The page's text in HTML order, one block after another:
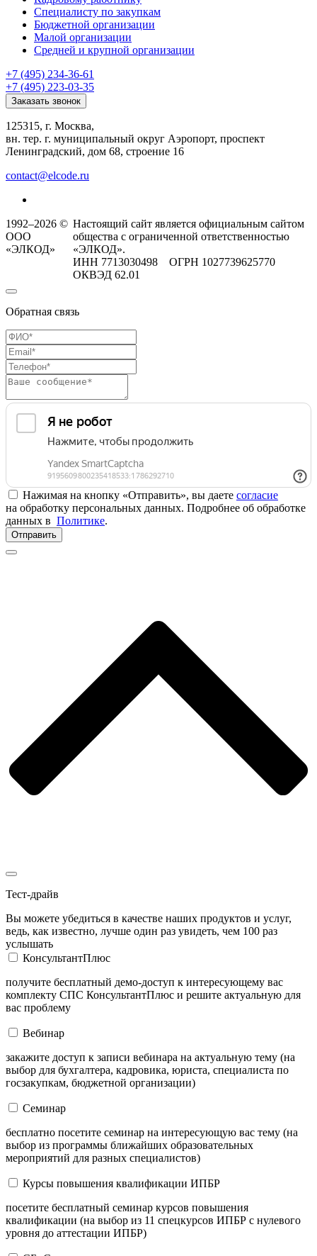
Специалисту по закупкам
Бюджетной организации
Малой организации
Средней и крупной организации
+7 (495) 234-36-61
+7 (495) 223-03-35
Заказать звонок
125315, г. Москва,
вн. тер. г. муниципальный округ Аэропорт, проспект
Ленинградский, дом 68, строение 16
contact@elcode.ru
1992–2026 ©
ООО
«ЭЛКОД»
Настоящий сайт является официальным сайтом
общества с ограниченной ответственностью
«ЭЛКОД».
ИНН 7713030498 ОГРН 1027739625770
ОКВЭД 62.01
Обратная связь
Нажимая на кнопку «Отправить», вы даете согласие
на обработку персональных данных. Подробнее об обработке
данных в Политике.
Отправить
Тест-драйв
Вы можете убедиться в качестве наших продуктов и услуг,
ведь, как известно, лучше один раз увидеть, чем 100 раз
услышать
КонсультантПлюс
получите бесплатный демо-доступ к интересующему вас
комплекту СПС КонсультантПлюс и решите актуальную для
вас проблему
Вебинар
закажите доступ к записи вебинара на актуальную тему (на
выбор для бухгалтера, кадровика, юриста, специалиста по
госзакупкам, бюджетной организации)
Семинар
бесплатно посетите семинар на интересующую вас тему (на
выбор из программы ближайших образовательных
мероприятий для разных специалистов)
Курсы повышения квалификации ИПБР
посетите бесплатный семинар курсов повышения
квалификации (на выбор из 11 спецкурсов ИПБР с нулевого
уровня до аттестации ИПБР)